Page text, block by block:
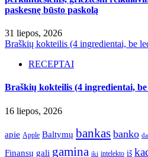
paskesnę būsto paskolą
31 liepos, 2026
Braškių kokteilis (4 ingredientai, be
RECEPTAI
Braškių kokteilis (4 ingredientai,
16 liepos, 2026
apie Apple Baltymų bankas banko
Finansų gali gamina iki intelekto iš